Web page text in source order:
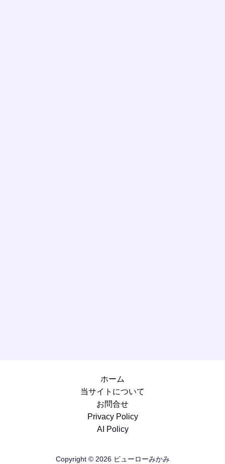
ホーム
当サイトについて
お問合せ
Privacy Policy
AI Policy
Copyright © 2026 ビューローみかみ